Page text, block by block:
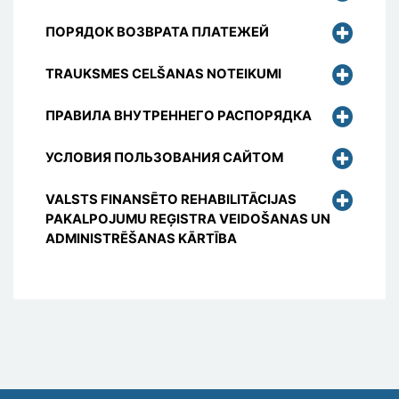
ПОРЯДОК ВОЗВРАТА ПЛАТЕЖЕЙ
TRAUKSMES CELŠANAS NOTEIKUMI
ПРАВИЛА ВНУТРЕННЕГО РАСПОРЯДКА
УСЛОВИЯ ПОЛЬЗОВАНИЯ САЙТОМ
VALSTS FINANSĒTO REHABILITĀCIJAS
PAKALPOJUMU REĢISTRA VEIDOŠANAS UN
ADMINISTRĒŠANAS KĀRTĪBA